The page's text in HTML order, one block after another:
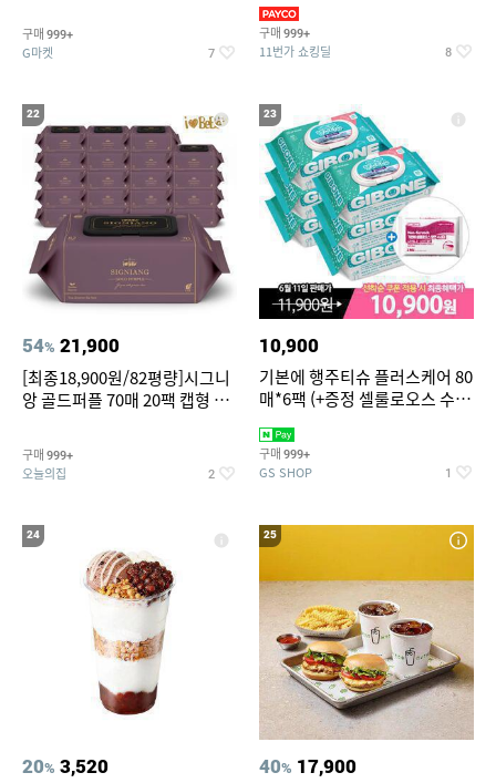
구매 999+
G마켓 7
구매 999+
11번가 쇼킹딜 8
22
54% 21,900
[최종18,900원/82평량]시그니
앙 골드퍼플 70매 20팩 캡형 아
구매 999+
오늘의집 2
23
10,900
기본에 행주티슈 플러스케어 80
매*6팩 (+증정 셀룰로오스 수세
구매 999+
GS SHOP 1
24
20% 3,520
25
40% 17,900